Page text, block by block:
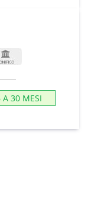
A 30 MESI